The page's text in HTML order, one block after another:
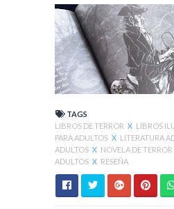
TAGS
LIBROS DE TERROR X LIBROS
PARA ADULTOS X LITERATURA
ADULTOS X NOVELA DE TERROR
ADULTOS X RESEÑA